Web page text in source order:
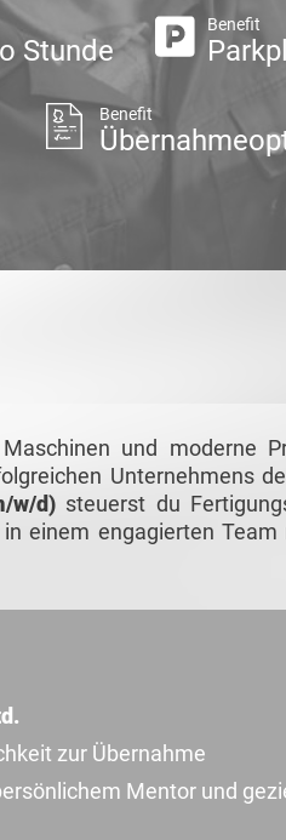
Stunde
Benefit
Benefit
und moderne
Unternehmens
w/d) steuerst du
einem engagierten
zur Übernahme
Mentor und